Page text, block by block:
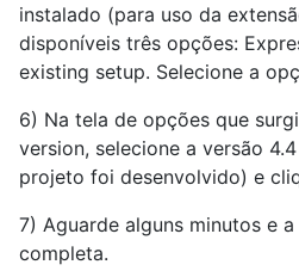
instalado (para uso da
disponíveis três opções:
existing setup. Selecione a
6) Na tela de opções que
version, selecione a versão
projeto foi desenvolvido) e
7) Aguarde alguns minutos e
completa.